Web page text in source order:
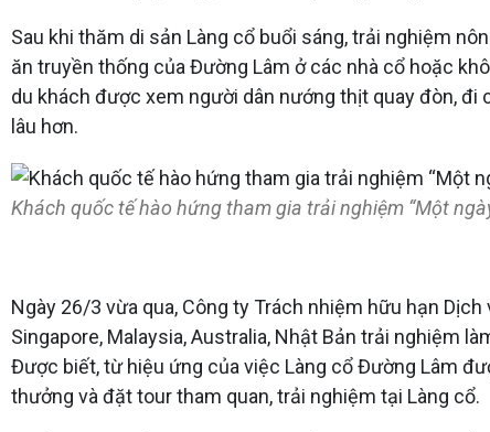
Sau khi thăm di sản Làng cổ buổi sáng, trải nghiệm
ăn truyền thống của Đường Lâm ở các nhà cổ hoặc
du khách được xem người dân nướng thịt quay đòn, đi
lâu hơn.
Khách quốc tế hào hứng tham gia trải nghiệm “Một
Ngày 26/3 vừa qua, Công ty Trách nhiệm hữu hạn
Singapore, Malaysia, Australia, Nhật Bản trải nghiệm
Được biết, từ hiệu ứng của việc Làng cổ Đường Lâm
thưởng và đặt tour tham quan, trải nghiệm tại Làng cổ.